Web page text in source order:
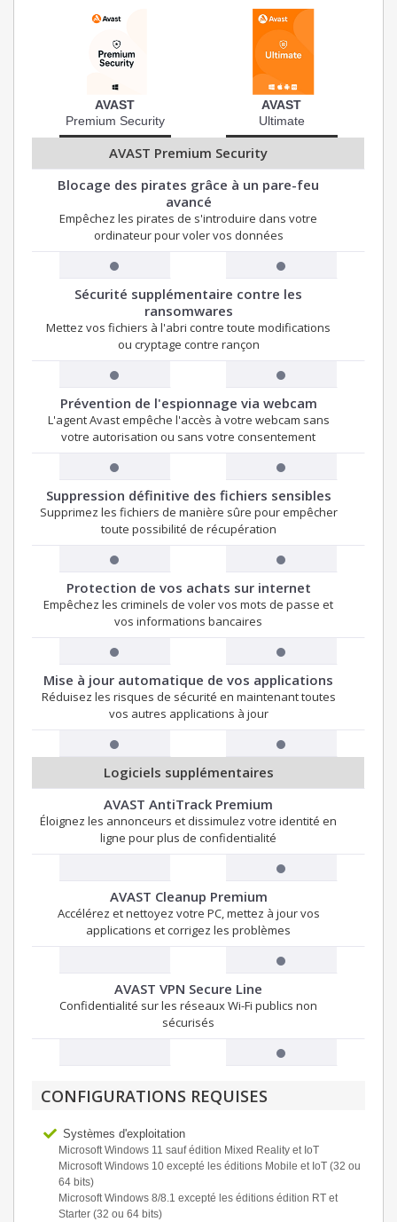
AVAST
Premium Security
AVAST
Ultimate
AVAST Premium Security
Blocage des pirates grâce à un pare-feu
avancé
Empêchez les pirates de s'introduire dans votre
ordinateur pour voler vos données
Sécurité supplémentaire contre les
ransomwares
Mettez vos fichiers à l'abri contre toute modifications
ou cryptage contre rançon
Prévention de l'espionnage via webcam
L'agent Avast empêche l'accès à votre webcam sans
votre autorisation ou sans votre consentement
Suppression définitive des fichiers sensibles
Supprimez les fichiers de manière sûre pour empêcher
toute possibilité de récupération
Protection de vos achats sur internet
Empêchez les criminels de voler vos mots de passe et
vos informations bancaires
Mise à jour automatique de vos applications
Réduisez les risques de sécurité en maintenant toutes
vos autres applications à jour
Logiciels supplémentaires
AVAST AntiTrack Premium
Éloignez les annonceurs et dissimulez votre identité en
ligne pour plus de confidentialité
AVAST Cleanup Premium
Accélérez et nettoyez votre PC, mettez à jour vos
applications et corrigez les problèmes
AVAST VPN Secure Line
Confidentialité sur les réseaux Wi-Fi publics non
sécurisés
CONFIGURATIONS REQUISES
Systèmes d'exploitation
Microsoft Windows 11 sauf édition Mixed Reality et IoT
Microsoft Windows 10 excepté les éditions Mobile et IoT (32 ou
64 bits)
Microsoft Windows 8/8.1 excepté les éditions édition RT et
Starter (32 ou 64 bits)